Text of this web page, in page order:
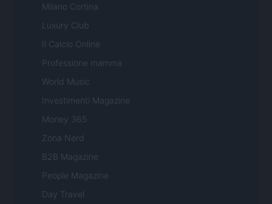
Milano Cortina
Luxury Club
Il Calcio Online
Professione mamma
World Music
Investimenti Magazine
Money 365
Zona Nerd
B2B Magazine
People Magazine
Day Travel